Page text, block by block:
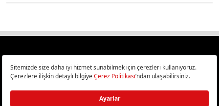
Türkiye
Bilişim ve Teknoloji Haberleri CHIP Online’da!